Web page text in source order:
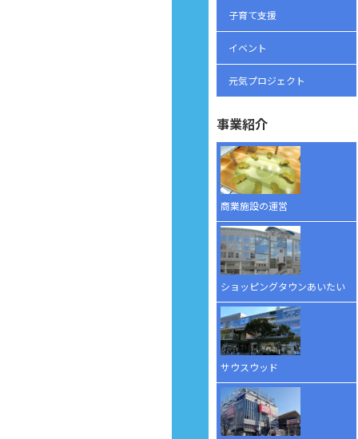
子育て支援
イベント
元気プロジェクト
事業紹介
商業施設の運営
ショッピングタウンあいたい
サウスウッド